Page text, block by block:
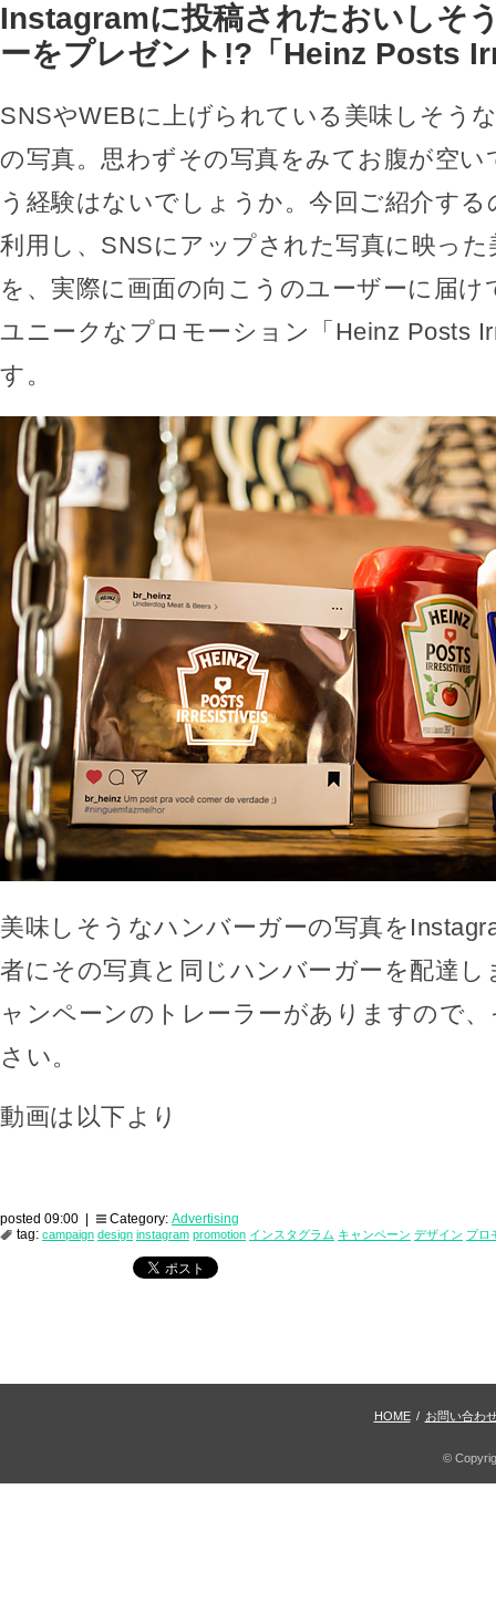
Instagramに投稿されたおいしそ
ーをプレゼント!?「Heinz Posts
SNSやWEBに上げられている美味しそう
の写真。思わずその写真をみてお腹が空
う経験はないでしょうか。今回ご紹介す
利用し、SNSにアップされた写真に映っ
を、実際に画面の向こうのユーザーに届け
ユニークなプロモーション「Heinz Posts
す。
美味しそうなハンバーガーの写真を
者にその写真と同じハンバーガーを配達
ャンペーンのトレーラーがありますので
さい。
動画は以下より
posted 09:00 | Category: Advertising
tag: campaign design instagram promotion インスタグラム キャンペーン デザイン プロ
HOME / お問い合わ
©